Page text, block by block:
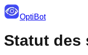
OptiBot
Statut des